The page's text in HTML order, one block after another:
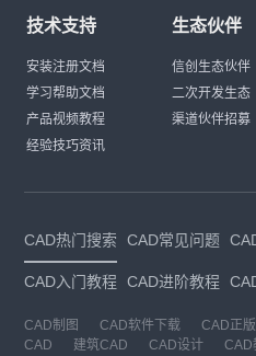
技术支持
安装注册文档
学习帮助文档
产品视频教程
经验技巧资讯
生态伙伴
信创生态伙伴
二次开发生态
渠道伙伴招募
CAD热门搜索 CAD常见问题
CAD入门教程 CAD进阶教程
CAD制图 CAD软件下载 CAD正版
CAD
建筑CAD CAD设计 CAD